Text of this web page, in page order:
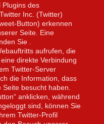
Plugins des
Inc. (Twitter)
Button) erkennen
Seite. Eine
Sie .
aufrufen, die
direkte Verbindung
Twitter-Server
die Information, dass
besucht haben.
anklicken, während
sind, können Sie
Twitter-Profil